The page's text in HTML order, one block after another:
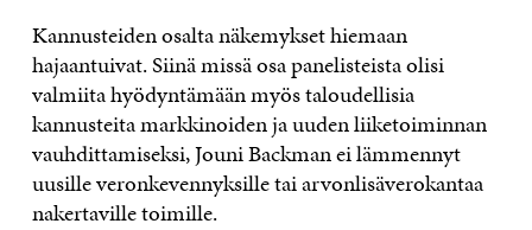
Kannusteiden osalta näkemykset hiemaan
hajaantuivat. Siinä missä osa panelisteista olisi
valmiita hyödyntämään myös taloudellisia
kannusteita markkinoiden ja uuden liiketoiminnan
vauhdittamiseksi, Jouni Backman ei lämmennyt
uusille veronkevennyksille tai arvonlisäverokantaa
nakertaville toimille.